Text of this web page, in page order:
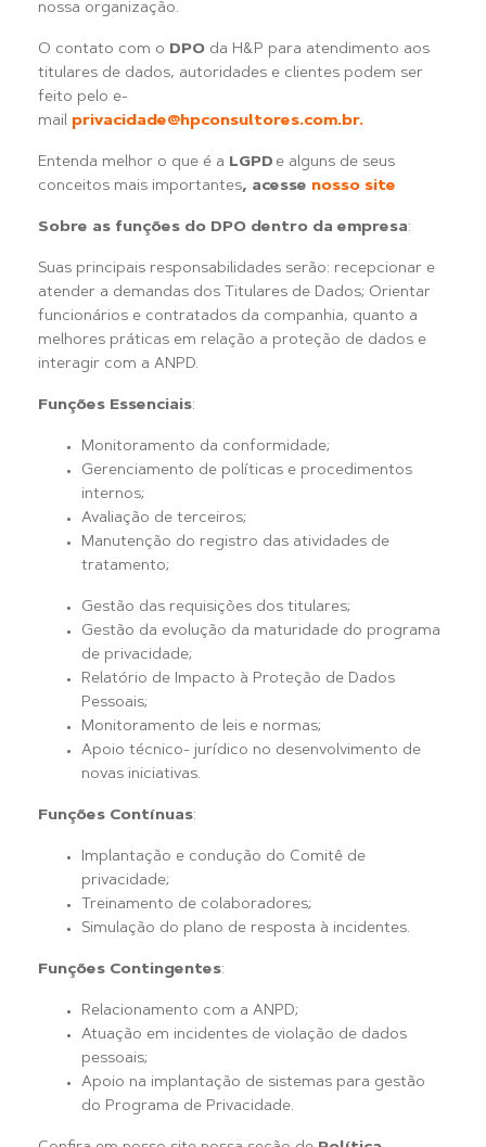
nossa organização.
O contato com o DPO da H&P para atendimento aos
titulares de dados, autoridades e clientes podem ser
feito pelo e-
mail privacidade@hpconsultores.com.br.
Entenda melhor o que é a LGPD e alguns de seus
conceitos mais importantes, acesse nosso site
Sobre as funções do DPO dentro da empresa:
Suas principais responsabilidades serão: recepcionar e
atender a demandas dos Titulares de Dados; Orientar
funcionários e contratados da companhia, quanto a
melhores práticas em relação a proteção de dados e
interagir com a ANPD.
Funções Essenciais:
Monitoramento da conformidade;
Gerenciamento de políticas e procedimentos
internos;
Avaliação de terceiros;
Manutenção do registro das atividades de
tratamento;
Gestão das requisições dos titulares;
Gestão da evolução da maturidade do programa
de privacidade;
Relatório de Impacto à Proteção de Dados
Pessoais;
Monitoramento de leis e normas;
Apoio técnico- jurídico no desenvolvimento de
novas iniciativas.
Funções Contínuas:
Implantação e condução do Comitê de
privacidade;
Treinamento de colaboradores;
Simulação do plano de resposta à incidentes.
Funções Contingentes:
Relacionamento com a ANPD;
Atuação em incidentes de violação de dados
pessoais;
Apoio na implantação de sistemas para gestão
do Programa de Privacidade.